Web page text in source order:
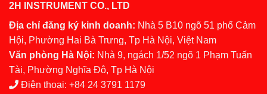
2H INSTRUMENT CO., LTD
Địa chỉ đăng ký kinh doanh: Nhà 5 B10 ngõ 51 phố Cảm
Hội, Phường Hai Bà Trưng, Tp Hà Nội, Việt Nam
Văn phòng Hà Nội: Nhà 9, ngách 1/52 ngõ 1 Phạm Tuấn
Tài, Phường Nghĩa Đô, Tp Hà Nội
Điện thoại: +84 24 3791 1179